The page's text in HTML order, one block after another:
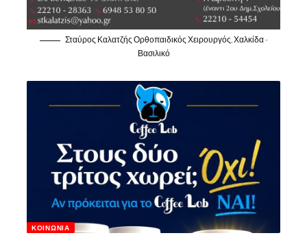
Σταύρος Καλατζής Ορθοπαιδικός Χειρουργός, Χαλκίδα -
Βασιλικό
ΚΟΙΝΩΝΊΑ